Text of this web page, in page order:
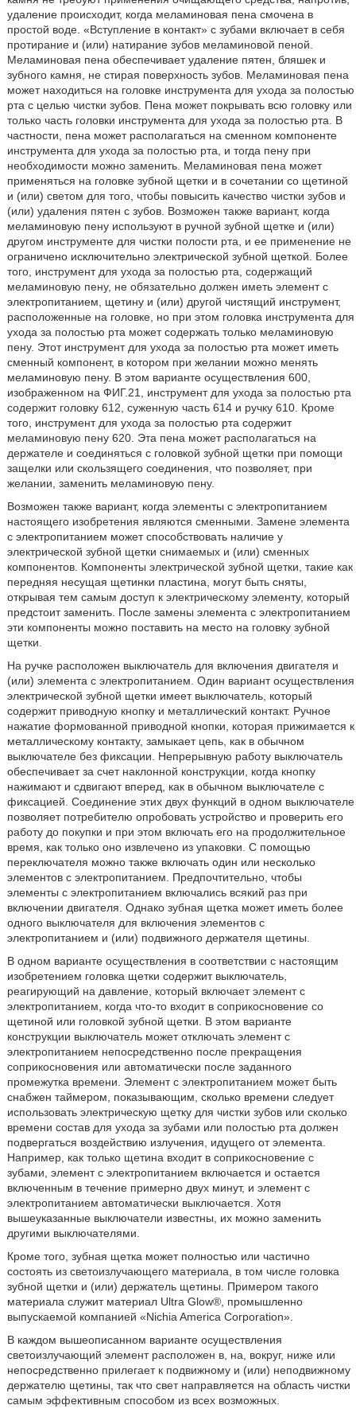
удаление происходит, когда меламиновая пена смочена в
простой воде. «Вступление в контакт» с зубами включает в себя
протирание и (или) натирание зубов меламиновой пеной.
Меламиновая пена обеспечивает удаление пятен, бляшек и
зубного камня, не стирая поверхность зубов. Меламиновая пена
может находиться на головке инструмента для ухода за полостью
рта с целью чистки зубов. Пена может покрывать всю головку или
только часть головки инструмента для ухода за полостью рта. В
частности, пена может располагаться на сменном компоненте
инструмента для ухода за полостью рта, и тогда пену при
необходимости можно заменить. Меламиновая пена может
применяться на головке зубной щетки и в сочетании со щетиной
и (или) светом для того, чтобы повысить качество чистки зубов и
(или) удаления пятен с зубов. Возможен также вариант, когда
меламиновую пену используют в ручной зубной щетке и (или)
другом инструменте для чистки полости рта, и ее применение не
ограничено исключительно электрической зубной щеткой. Более
того, инструмент для ухода за полостью рта, содержащий
меламиновую пену, не обязательно должен иметь элемент с
электропитанием, щетину и (или) другой чистящий инструмент,
расположенные на головке, но при этом головка инструмента для
ухода за полостью рта может содержать только меламиновую
пену. Этот инструмент для ухода за полостью рта может иметь
сменный компонент, в котором при желании можно менять
меламиновую пену. В этом варианте осуществления 600,
изображенном на ФИГ.21, инструмент для ухода за полостью рта
содержит головку 612, суженную часть 614 и ручку 610. Кроме
того, инструмент для ухода за полостью рта содержит
меламиновую пену 620. Эта пена может располагаться на
держателе и соединяться с головкой зубной щетки при помощи
защелки или скользящего соединения, что позволяет, при
желании, заменить меламиновую пену.
Возможен также вариант, когда элементы с электропитанием
настоящего изобретения являются сменными. Замене элемента
с электропитанием может способствовать наличие у
электрической зубной щетки снимаемых и (или) сменных
компонентов. Компоненты электрической зубной щетки, такие как
передняя несущая щетинки пластина, могут быть сняты,
открывая тем самым доступ к электрическому элементу, который
предстоит заменить. После замены элемента с электропитанием
эти компоненты можно поставить на место на головку зубной
щетки.
На ручке расположен выключатель для включения двигателя и
(или) элемента с электропитанием. Один вариант осуществления
электрической зубной щетки имеет выключатель, который
содержит приводную кнопку и металлический контакт. Ручное
нажатие формованной приводной кнопки, которая прижимается к
металлическому контакту, замыкает цепь, как в обычном
выключателе без фиксации. Непрерывную работу выключатель
обеспечивает за счет наклонной конструкции, когда кнопку
нажимают и сдвигают вперед, как в обычном выключателе с
фиксацией. Соединение этих двух функций в одном выключателе
позволяет потребителю опробовать устройство и проверить его
работу до покупки и при этом включать его на продолжительное
время, как только оно извлечено из упаковки. С помощью
переключателя можно также включать один или несколько
элементов с электропитанием. Предпочтительно, чтобы
элементы с электропитанием включались всякий раз при
включении двигателя. Однако зубная щетка может иметь более
одного выключателя для включения элементов с
электропитанием и (или) подвижного держателя щетины.
В одном варианте осуществления в соответствии с настоящим
изобретением головка щетки содержит выключатель,
реагирующий на давление, который включает элемент с
электропитанием, когда что-то входит в соприкосновение со
щетиной или головкой зубной щетки. В этом варианте
конструкции выключатель может отключать элемент с
электропитанием непосредственно после прекращения
соприкосновения или автоматически после заданного
промежутка времени. Элемент с электропитанием может быть
снабжен таймером, показывающим, сколько времени следует
использовать электрическую щетку для чистки зубов или сколько
времени состав для ухода за зубами или полостью рта должен
подвергаться воздействию излучения, идущего от элемента.
Например, как только щетина входит в соприкосновение с
зубами, элемент с электропитанием включается и остается
включенным в течение примерно двух минут, и элемент с
электропитанием автоматически выключается. Хотя
вышеуказанные выключатели известны, их можно заменить
другими выключателями.
Кроме того, зубная щетка может полностью или частично
состоять из светоизлучающего материала, в том числе головка
зубной щетки и (или) держатель щетины. Примером такого
материала служит материал Ultra Glow®, промышленно
выпускаемой компанией «Nichia America Corporation».
В каждом вышеописанном варианте осуществления
светоизлучающий элемент расположен в, на, вокруг, ниже или
непосредственно прилегает к подвижному и (или) неподвижному
держателю щетины, так что свет направляется на область чистки
самым эффективным способом из всех возможных.